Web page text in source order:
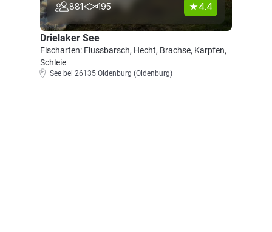
881 195 4.4
Drielaker See
Fischarten: Flussbarsch, Hecht, Brachse, Karpfen,
Schleie
See bei 26135 Oldenburg (Oldenburg)